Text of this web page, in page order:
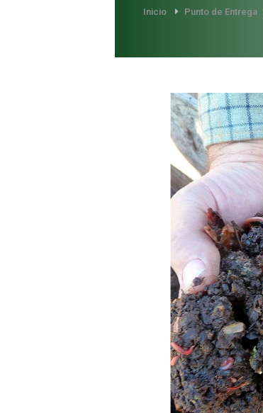
Inicio Punto de Entrega